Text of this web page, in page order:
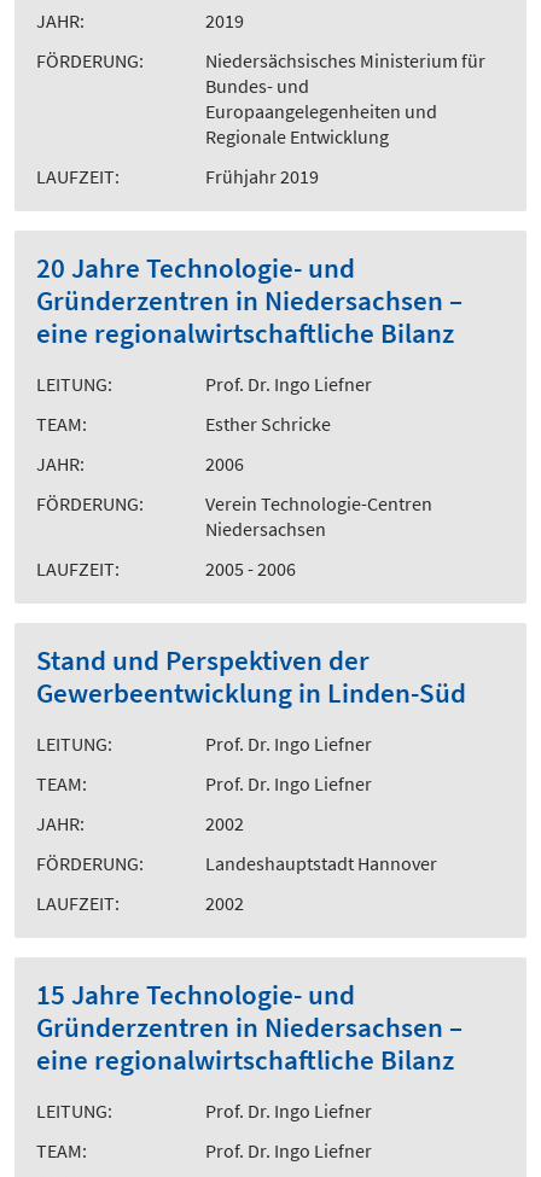
JAHR:
2019
FÖRDERUNG:
Niedersächsisches Ministerium für
Bundes- und
Europaangelegenheiten und
Regionale Entwicklung
LAUFZEIT:
Frühjahr 2019
20 Jahre Technologie- und
Gründerzentren in Niedersachsen –
eine regionalwirtschaftliche Bilanz
LEITUNG:
Prof. Dr. Ingo Liefner
TEAM:
Esther Schricke
JAHR:
2006
FÖRDERUNG:
Verein Technologie-Centren
Niedersachsen
LAUFZEIT:
2005 - 2006
Stand und Perspektiven der
Gewerbeentwicklung in Linden-Süd
LEITUNG:
Prof. Dr. Ingo Liefner
TEAM:
Prof. Dr. Ingo Liefner
JAHR:
2002
FÖRDERUNG:
Landeshauptstadt Hannover
LAUFZEIT:
2002
15 Jahre Technologie- und
Gründerzentren in Niedersachsen –
eine regionalwirtschaftliche Bilanz
LEITUNG:
Prof. Dr. Ingo Liefner
TEAM:
Prof. Dr. Ingo Liefner